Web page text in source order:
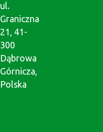
ul.
Graniczna
21, 41-
300
Dąbrowa
Górnicza,
Polska